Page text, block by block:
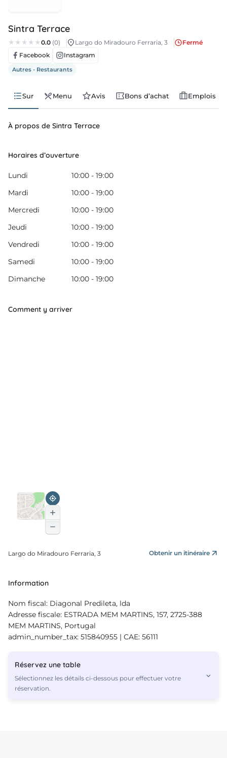
Sintra Terrace
0.0 (0) Largo do Miradouro Ferraria, 3
Fermé
Facebook
Instagram
Autres - Restaurants
Sur Menu Avis Bons d’achat Emplois
À propos de Sintra Terrace
Horaires d’ouverture
Lundi
10:00 - 19:00
Mardi
10:00 - 19:00
Mercredi
10:00 - 19:00
Jeudi
10:00 - 19:00
Vendredi
10:00 - 19:00
Samedi
10:00 - 19:00
Dimanche
10:00 - 19:00
Comment y arriver
Largo do Miradouro Ferraria, 3 Obtenir un itinéraire
Information
Nom fiscal: Diagonal Predileta, lda
Adresse fiscale: ESTRADA MEM MARTINS, 157, 2725-388
MEM MARTINS, Portugal
admin_number_tax: 515840955 | CAE: 56111
Réservez une table
Sélectionnez les détails ci-dessous pour effectuer votre
réservation.